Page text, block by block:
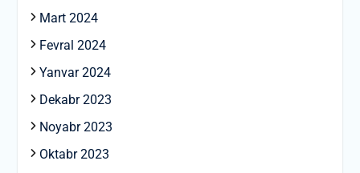
Mart 2024
Fevral 2024
Yanvar 2024
Dekabr 2023
Noyabr 2023
Oktabr 2023